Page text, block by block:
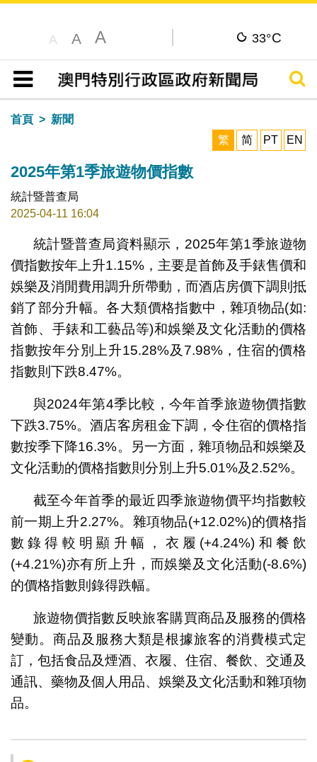
A A A 33°C
目錄
搜尋
首頁
新聞
繁
简 PT EN
2025年第1季旅遊物價指數
統計暨普查局
2025-04-11 16:04
統計暨普查局資料顯示，2025年第1季旅遊物
價指數按年上升1.15%，主要是首飾及手錶售價和
娛樂及消閒費用調升所帶動，而酒店房價下調則抵
銷了部分升幅。各大類價格指數中，雜項物品(如:
首飾、手錶和工藝品等)和娛樂及文化活動的價格
指數按年分別上升15.28%及7.98%，住宿的價格
指數則下跌8.47%。
與2024年第4季比較，今年首季旅遊物價指數
下跌3.75%。酒店客房租金下調，令住宿的價格指
數按季下降16.3%。另一方面，雜項物品和娛樂及
文化活動的價格指數則分別上升5.01%及2.52%。
截至今年首季的最近四季旅遊物價平均指數較
前一期上升2.27%。雜項物品(+12.02%)的價格指
數錄得較明顯升幅，衣履(+4.24%)和餐飲
(+4.21%)亦有所上升，而娛樂及文化活動(-8.6%)
的價格指數則錄得跌幅。
旅遊物價指數反映旅客購買商品及服務的價格
變動。商品及服務大類是根據旅客的消費模式定
訂，包括食品及煙酒、衣履、住宿、餐飲、交通及
通訊、藥物及個人用品、娛樂及文化活動和雜項物
品。